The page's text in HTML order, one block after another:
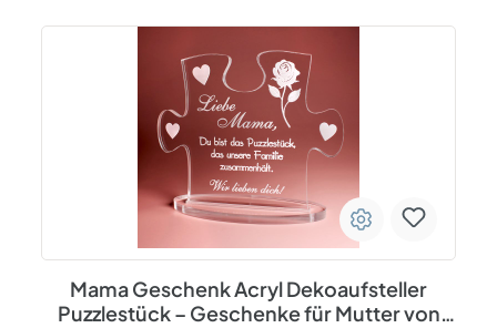
Rustikaler Vintage-Look, der sich perfekt in jedes
einzigartigen und emotionalen Geschenk! Dieses
personalisierte Holzschild in Puzzleteil-Form symbolisiert,
dass Mama das fehlende Stück ist, das die Familie
zusammenhält. Eine wunderschöne Art, Dankbarkeit und
Liebe auszudrücken – ideal für Muttertag, Geburtstag
oder als kleine Aufmerksamkeit zwischendurch. Das
Schild ist aus hochwertigem HDF (hochdichte
Holzfaserplatte) gefertigt und mit einer detaillierten
Lasergravur versehen. Dank des rustikalen Jutebands
kann es direkt aufgehängt werden – ob an der Tür, an der
Wand oder als Tischdekoration. Mit seinem charmanten
Mama Geschenk Acryl Dekoaufsteller
Puzzlestück – Geschenke für Mutter von